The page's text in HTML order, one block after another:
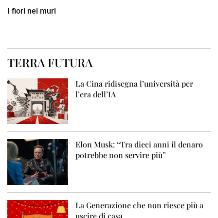
I fiori nei muri
TERRA FUTURA
La Cina ridisegna l’università per
l’era dell’IA
Elon Musk: “Tra dieci anni il denaro
potrebbe non servire più”
La Generazione che non riesce più a